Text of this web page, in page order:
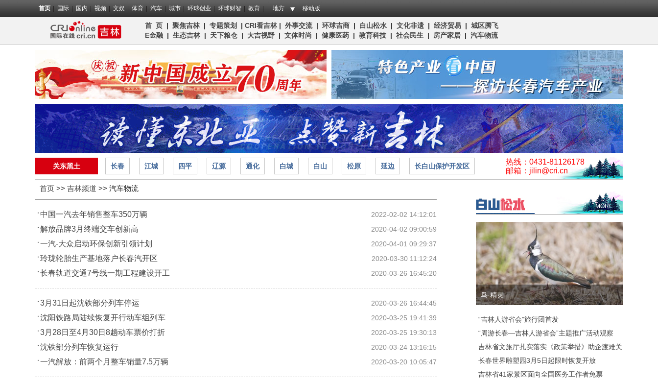
首页 国际 国内 视频 文娱 体育 汽车 城市 环球创业 环球财智 教育 地方 移动版
首 页 | 聚焦吉林| 专题策划 | CRI看吉林 | 外事交流| 环球吉商 | 白山松水 | 文化非遗 | 经济贸易 | 城区腾飞
E金融 | 生态吉林| 天下粮仓 | 大吉视野 | 文体时尚 | 健康医药 | 教育科技 | 社会民生 | 房产家居 | 汽车物流
关东黑土 长春 江城 四平 辽源 通化 白城 白山 松原 延边 长白山保护开发区
热线：0431-81126178
邮箱：jilin@cri.cn
首页 >> 吉林频道 >> 汽车物流
2022-02-02 14:12:01
中国一汽去年销售整车350万辆
2020-04-02 09:00:59
解放品牌3月终端交车创新高
2020-04-01 09:29:37
一汽-大众启动环保创新引领计划
2020-03-30 11:12:24
玲珑轮胎生产基地落户长春汽开区
2020-03-26 16:45:20
长春轨道交通7号线一期工程建设开工
2020-03-26 16:44:45
3月31日起沈铁部分列车停运
2020-03-25 19:41:39
沈阳铁路局陆续恢复开行动车组列车
2020-03-25 19:30:13
3月28日至4月30日8趟动车票价打折
2020-03-24 13:16:15
沈铁部分列车恢复运行
2020-03-20 10:05:47
一汽解放：前两个月整车销量7.5万辆
MORE
鸟·精灵
“吉林人游省会”旅行团首发
“周游长春—吉林人游省会”主题推广活动观察
吉林省文旅厅扎实落实《政策举措》助企渡难关
长春世界雕塑园3月5日起限时恢复开放
吉林省41家景区面向全国医务工作者免票